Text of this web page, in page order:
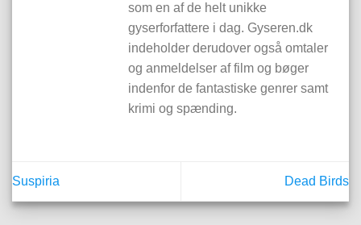
som en af de helt unikke
gyserforfattere i dag. Gyseren.dk
indeholder derudover også omtaler
og anmeldelser af film og bøger
indenfor de fantastiske genrer samt
krimi og spænding.
Suspiria Dead Birds